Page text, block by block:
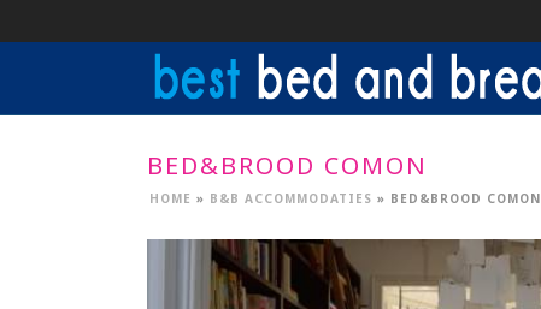
BED&BROOD COMON
HOME » B&B ACCOMMODATIES » BED&BROOD COMON